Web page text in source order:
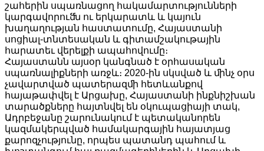
շահերին սպառնացող հակամարտությունների
կարգավորուﬓ ու երկարատև և կայուն
խաղաղության հաստատումը, Հայաստանի
սոցիալ-տնտեսական և գիտամշակութային
հարատեւ վերելքի ապահովումը։
Հայաստանն այսօր կանգնած է օրհասական
սպառնալիքների առջև։ 2020-ին սկսված և ﬕնչ օրս
չավարտված պատերազﬕ հետևանքով
հայաթափվել է Արցախը, Հայաստանի ինքնիշխան
տարածքները հայտնվել են օկուպացիայի տակ,
Ադրբեջանը շարունակում է պետականորեն
կազմակերպված համակարգային հայատյաց
քարոզչությունը, որպես պատանդ պահում և